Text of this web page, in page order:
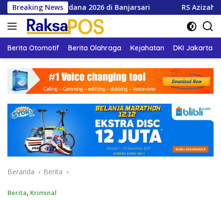
Langsung
ke
konten
Breaking News
Perdana 2026 di Banjarsari RS Azizah Layani 66
Berita Otomotif Berita Olahraga Kejahatan DKI Jakarta
Beranda Berita
Berita, Kriminal